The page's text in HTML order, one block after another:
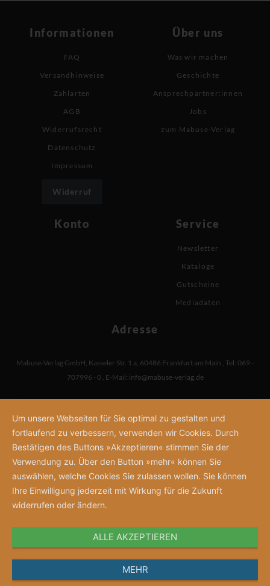
Informationen
FAQ
Versandhinweise
Zahlarten
AGB
Widerrufsrecht
Datenschutz
Impressum
Widerruf
Über uns
Was wir machen
Geschichte
Ansprechpartner:innen
Jobs
zum Mabuse-Verlag
Konto Service
Newsletter
Kataloge
Gutscheine
Mediadaten
Adresse
Mabuse-Verlag GmbH, Kasseler Str. 1 a, 60486 Frankfurt am Main , Tel: 069 -
707996 - 0 , E-Mail: info@mabuse-verlag.de
Um unsere Webseiten für Sie optimal zu gestalten und
fortlaufend zu verbessern, verwenden wir Cookies. Durch
Bestätigen des Buttons »Akzeptieren« stimmen Sie der
Verwendung zu. Über den Button »mehr« können Sie
auswählen, welche Cookies Sie zulassen wollen. Sie können
Ihre Einwilligung jederzeit mit Wirkung für die Zukunft
widerrufen oder ändern.
ALLE AKZEPTIEREN
MEHR